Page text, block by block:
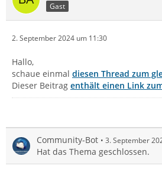
Gast
2. September 2024 um 11:30
Hallo,
schaue einmal diesen Thread zum
Dieser Beitrag enthält einen Link
Community-Bot 3. September
Hat das Thema geschlossen.